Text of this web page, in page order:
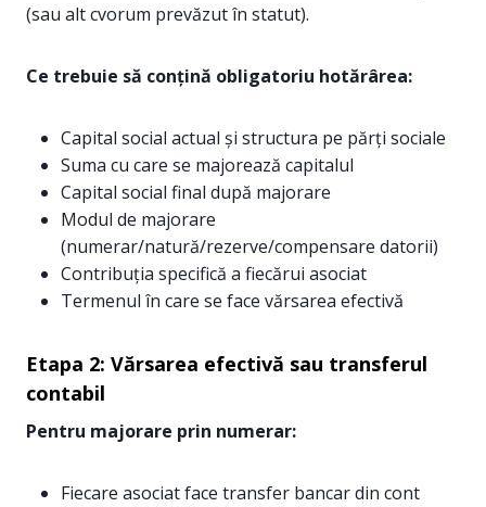
(sau alt cvorum prevăzut în statut).
Ce trebuie să conțină obligatoriu hotărârea:
Capital social actual și structura pe părți sociale
Suma cu care se majorează capitalul
Capital social final după majorare
Modul de majorare
(numerar/natură/rezerve/compensare datorii)
Contribuția specifică a fiecărui asociat
Termenul în care se face vărsarea efectivă
Etapa 2: Vărsarea efectivă sau transferul
contabil
Pentru majorare prin numerar:
Fiecare asociat face transfer bancar din cont